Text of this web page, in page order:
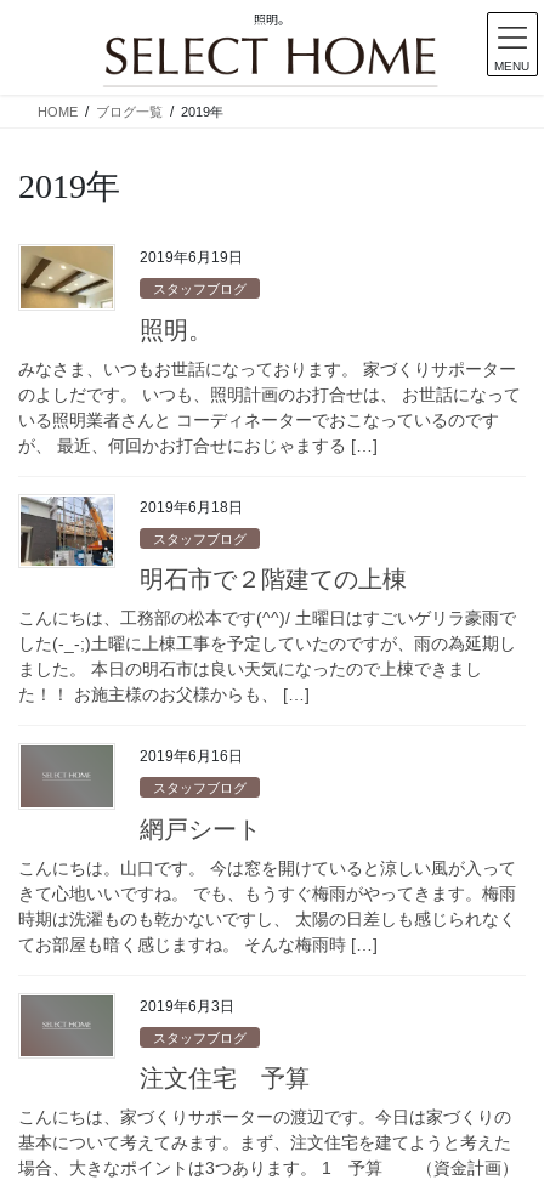
照明。
HOME ブログ一覧 2019年
2019年
2019年6月19日
スタッフブログ
照明。
みなさま、いつもお世話になっております。 家づくりサポーター
のよしだです。 いつも、照明計画のお打合せは、 お世話になって
いる照明業者さんと コーディネーターでおこなっているのです
が、 最近、何回かお打合せにおじゃまする […]
2019年6月18日
スタッフブログ
明石市で２階建ての上棟
こんにちは、工務部の松本です(^^)/ 土曜日はすごいゲリラ豪雨で
した(-_-;)土曜に上棟工事を予定していたのですが、雨の為延期し
ました。 本日の明石市は良い天気になったので上棟できまし
た！！ お施主様のお父様からも、 […]
2019年6月16日
スタッフブログ
網戸シート
こんにちは。山口です。 今は窓を開けていると涼しい風が入って
きて心地いいですね。 でも、もうすぐ梅雨がやってきます。梅雨
時期は洗濯ものも乾かないですし、 太陽の日差しも感じられなく
てお部屋も暗く感じますね。 そんな梅雨時 […]
2019年6月3日
スタッフブログ
注文住宅 予算
こんにちは、家づくりサポーターの渡辺です。今日は家づくりの
基本について考えてみます。まず、注文住宅を建てようと考えた
場合、大きなポイントは3つあります。 1 予算 （資金計画）
MENU